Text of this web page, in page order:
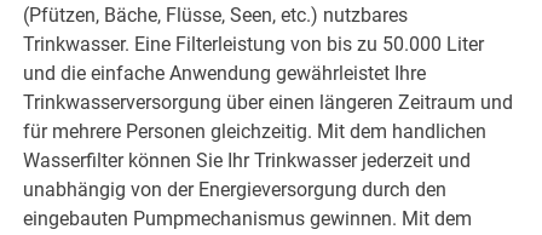
(Pfützen, Bäche, Flüsse, Seen, etc.) nutzbares
Trinkwasser. Eine Filterleistung von bis zu 50.000 Liter
und die einfache Anwendung gewährleistet Ihre
Trinkwasserversorgung über einen längeren Zeitraum und
für mehrere Personen gleichzeitig. Mit dem handlichen
Wasserfilter können Sie Ihr Trinkwasser jederzeit und
unabhängig von der Energieversorgung durch den
eingebauten Pumpmechanismus gewinnen. Mit dem